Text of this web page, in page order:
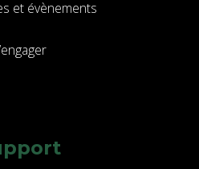
et évènements